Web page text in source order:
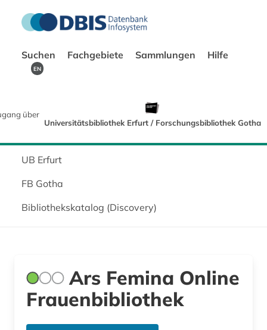
Suchen Fachgebiete Sammlungen Hilfe
EN
über
Universitätsbibliothek Erfurt / Forschungsbibliothek Gotha
UB Erfurt
FB Gotha
Bibliothekskatalog (Discovery)
Ars Femina Online
Frauenbibliothek